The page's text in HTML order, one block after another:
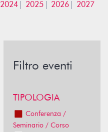
2024 2025 2026 2027
Filtro eventi
TIPOLOGIA
Conferenza /
Seminario / Corso